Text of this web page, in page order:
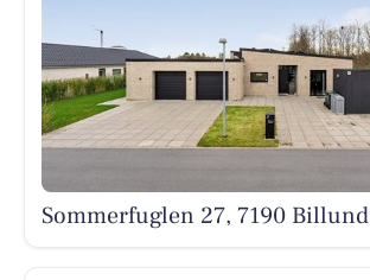
Sommerfuglen 27, 7190 Billund